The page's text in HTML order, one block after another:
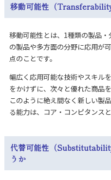
移動可能性（
移動可能性とは、1種類の製品
の製品や多方面の分野に応用が
点のことです。
幅広く応用可能な技術やスキル
をかけずに、次々と優れた商品
このように絶え間なく新しい製
る能力は、コア・コンピタンス
代替可能性（
うか